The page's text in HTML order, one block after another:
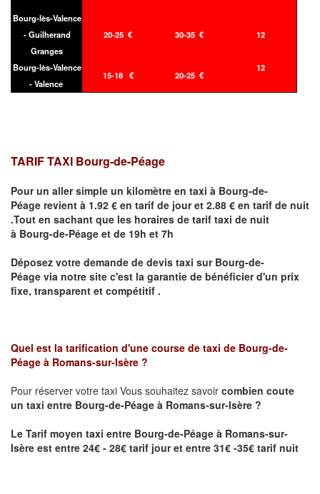
Bourg-lès-Valence
- Guilherand
Granges
20-25 € 30-35 € 12
Bourg-lès-Valence
- Valence
15-18 € 20-25 €
12
TARIF TAXI Bourg-de-Péage
Pour un aller simple un kilomètre en taxi à Bourg-de-
Péage revient à 1.92 € en tarif de jour et 2.88 € en tarif de nuit
.Tout en sachant que les horaires de tarif taxi de nuit
à Bourg-de-Péage et de 19h et 7h
Déposez votre demande de devis taxi sur Bourg-de-
Péage via notre site c'est la garantie de bénéficier d'un prix
fixe, transparent et compétitif .
Quel est la tarification d'une course de taxi de Bourg-de-
Péage à Romans-sur-Isère ?
Pour réserver votre taxi Vous souhaitez savoir combien coute
un taxi entre Bourg-de-Péage à Romans-sur-Isère ?
Le Tarif moyen taxi entre Bourg-de-Péage à Romans-sur-
Isère est entre 24€ - 28€ tarif jour et entre 31€ -35€ tarif nuit